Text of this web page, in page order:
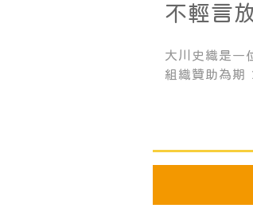
不輕言
大川史織是一
組織贊助為期